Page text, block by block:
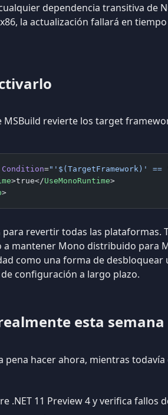
dependencia transitiva de
la actualización fallará en
MSBuild revierte los target
Condition="'$(TargetFramework)'
>true</UseMonoRuntime>
>
para revertir todas las plataformas.
mantener Mono distribuido para
como una forma de
configuración a largo plazo.
esta semana
pena hacer ahora, mientras
.NET 11 Preview 4 y verifica